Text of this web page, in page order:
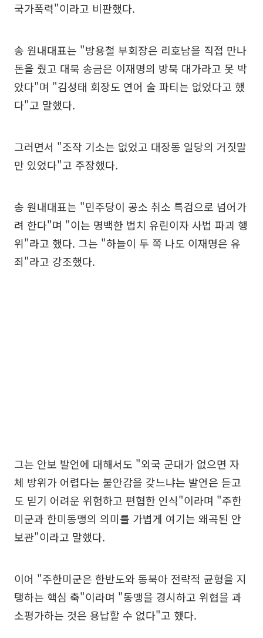
국가폭력"이라고 비판했다.
송 원내대표는 "방용철 부회장은 리호남을 직접 만나
돈을 줬고 대북 송금은 이재명의 방북 대가라고 못 박
았다"며 "김성태 회장도 연어 술 파티는 없었다고 했
다"고 말했다.
그러면서 "조작 기소는 없었고 대장동 일당의 거짓말
만 있었다"고 주장했다.
송 원내대표는 "민주당이 공소 취소 특검으로 넘어가
려 한다"며 "이는 명백한 법치 유린이자 사법 파괴 행
위"라고 했다. 그는 "하늘이 두 쪽 나도 이재명은 유
죄"라고 강조했다.
그는 안보 발언에 대해서도 "외국 군대가 없으면 자
체 방위가 어렵다는 불안감을 갖느냐는 발언은 듣고
도 믿기 어려운 위험하고 편협한 인식"이라며 "주한
미군과 한미동맹의 의미를 가볍게 여기는 왜곡된 안
보관"이라고 말했다.
이어 "주한미군은 한반도와 동북아 전략적 균형을 지
탱하는 핵심 축"이라며 "동맹을 경시하고 위협을 과
소평가하는 것은 용납할 수 없다"고 했다.